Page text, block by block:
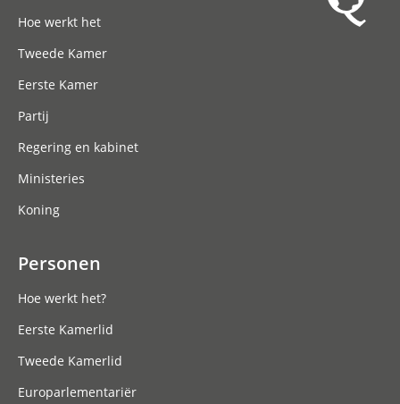
Hoe werkt het
Tweede Kamer
Eerste Kamer
Partij
Regering en kabinet
Ministeries
Koning
Personen
Hoe werkt het?
Eerste Kamerlid
Tweede Kamerlid
Europarlementariër